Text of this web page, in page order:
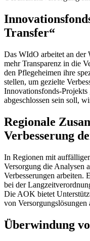
Transfer“
Das WIdO arbeitet an der
mehr Transparenz in die
den Pflegeheimen ihre
stellen, um gezielte
Innovationsfonds-Projekts
abgeschlossen sein soll,
Regionale
Verbesserung
In Regionen mit
Versorgung die Analysen
Verbesserungen arbeiten.
bei der
Die AOK bietet
von Versorgungslösungen
Überwindung